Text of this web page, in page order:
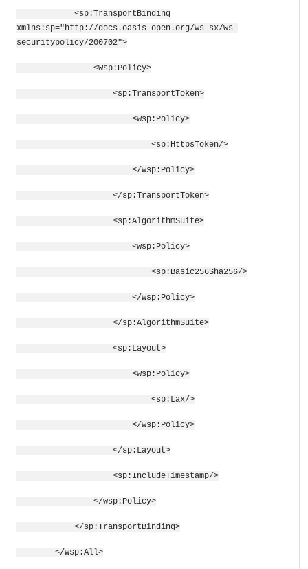
<sp:TransportBinding
xmlns:sp="http://docs.oasis-open.org/ws-sx/ws-
securitypolicy/200702">
<wsp:Policy>
<sp:TransportToken>
<wsp:Policy>
<sp:HttpsToken/>
</wsp:Policy>
</sp:TransportToken>
<sp:AlgorithmSuite>
<wsp:Policy>
<sp:Basic256Sha256/>
</wsp:Policy>
</sp:AlgorithmSuite>
<sp:Layout>
<wsp:Policy>
<sp:Lax/>
</wsp:Policy>
</sp:Layout>
<sp:IncludeTimestamp/>
</wsp:Policy>
</sp:TransportBinding>
</wsp:All>